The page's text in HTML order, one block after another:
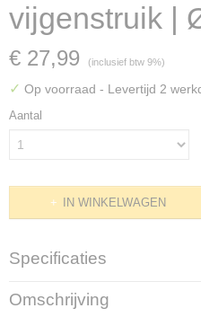
vijgenstruik |
€ 27,99 (inclusief btw 9%)
✓ Op voorraad - Levertijd 2
Aantal
IN WINKELWAGEN
Specificaties
Productcode
P1697
Omschrijving